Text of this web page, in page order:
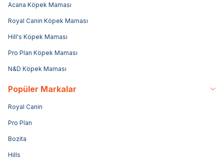
Acana Köpek Maması
Royal Canin Köpek Maması
Hill's Köpek Maması
Pro Plan Köpek Maması
N&D Köpek Maması
Popüler Markalar
Royal Canin
Pro Plan
Bozita
Hills